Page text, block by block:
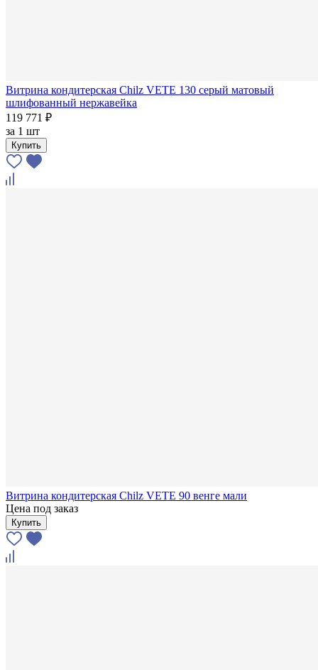
Витрина кондитерская Chilz VETE 130 серый матовый
шлифованный нержавейка
119 771 ₽
за 1 шт
Купить
Витрина кондитерская Chilz VETE 90 венге мали
Цена под заказ
Купить